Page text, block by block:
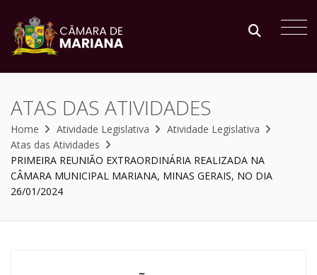
ATAS DAS ATIVIDADES
Home Atividade Legislativa
Atividade Legislativa
Atas das Atividades
PRIMEIRA REUNIÃO EXTRAORDINÁRIA REALIZADA NA
CÂMARA MUNICIPAL MARIANA, MINAS GERAIS, NO DIA
26/01/2024